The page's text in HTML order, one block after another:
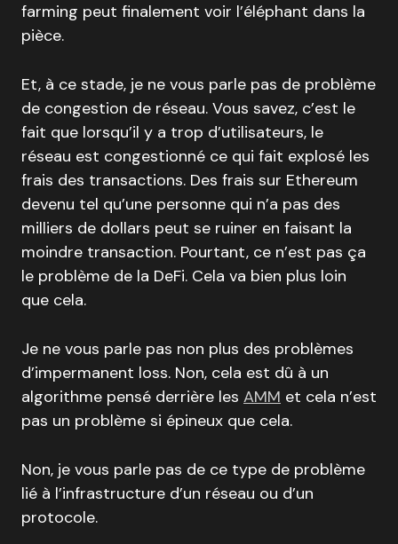
farming peut finalement voir l’éléphant dans la
pièce.
Et, à ce stade, je ne vous parle pas de problème
de congestion de réseau. Vous savez, c’est le
fait que lorsqu’il y a trop d’utilisateurs, le
réseau est congestionné ce qui fait explosé les
frais des transactions. Des frais sur Ethereum
devenu tel qu’une personne qui n’a pas des
milliers de dollars peut se ruiner en faisant la
moindre transaction. Pourtant, ce n’est pas ça
le problème de la DeFi. Cela va bien plus loin
que cela.
Je ne vous parle pas non plus des problèmes
d’impermanent loss. Non, cela est dû à un
algorithme pensé derrière les AMM et cela n’est
pas un problème si épineux que cela.
Non, je vous parle pas de ce type de problème
lié à l’infrastructure d’un réseau ou d’un
protocole.